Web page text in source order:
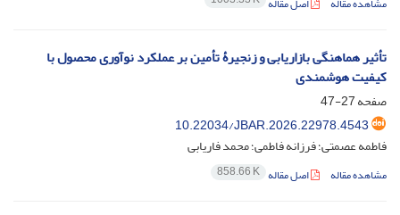
تأثیر هماهنگی بازاریابی و زنجیرۀ تأمین بر عملکرد نوآوری محصول با
کیفیت هوشمندی
صفحه27-47
10.22034/JBAR.2026.22978.4543
فاطمه عصمتی؛ فرزانه فاطمی؛ محمد فاریابی
مشاهده مقاله اصل مقاله 858.66 K